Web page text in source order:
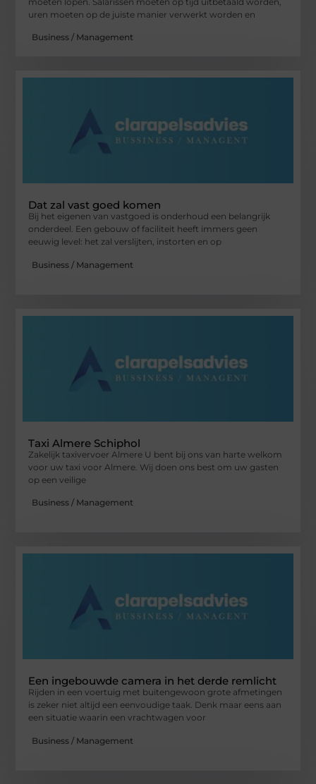
uren moeten op de juiste manier verwerkt worden en
Business / Management
Dat zal vast goed komen
Bij het eigenen van vastgoed is onderhoud een belangrijk
onderdeel. Een gebouw of faciliteit heeft immers geen
eeuwig level: het zal verslijten, instorten en op
Business / Management
Taxi Almere Schiphol
Zakelijk taxivervoer Almere U bent bij ons van harte welkom
voor uw taxi voor Almere. Wij doen ons best om uw gasten
op een veilige
Business / Management
Een ingebouwde camera in het derde remlicht
Rijden in een voertuig met buitengewoon grote afmetingen
is zeker niet altijd een eenvoudige taak. Denk maar eens aan
een situatie waarin een vrachtwagen voor
Business / Management